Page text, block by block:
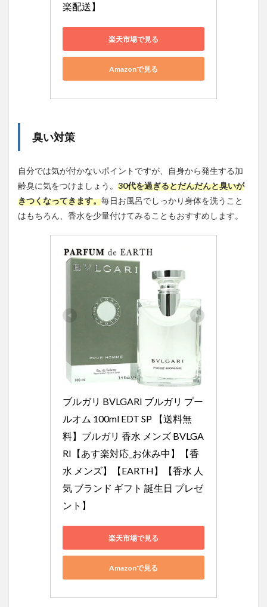
楽配送】
楽天市場で見る
Amazonで見る
臭い対策
自分では気が付かないポイントですが、自身から発生する加
齢臭に気をつけましょう。 30代を過ぎるとだんだんと臭いが
きつくなってきます。毎日お風呂でしっかり身体を洗うこと
はもちろん、香水を少量付けてみることもおすすめします。
ブルガリ BVLGARI ブルガリ プー
ルオム 100ml EDT SP 【送料無
料】ブルガリ 香水 メンズ BVLGA
RI【あす楽対応_お休み中】【香
水 メンズ】【EARTH】【香水 人
気 ブランド ギフト 誕生日 プレゼ
ント】
楽天市場で見る
Amazonで見る